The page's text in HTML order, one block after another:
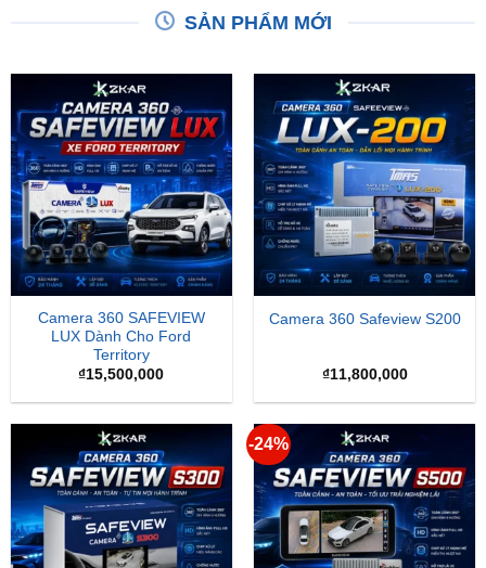
SẢN PHẨM MỚI
Camera 360 SAFEVIEW
LUX Dành Cho Ford
Territory
₫15,500,000
Camera 360 Safeview S200
₫11,800,000
-24%